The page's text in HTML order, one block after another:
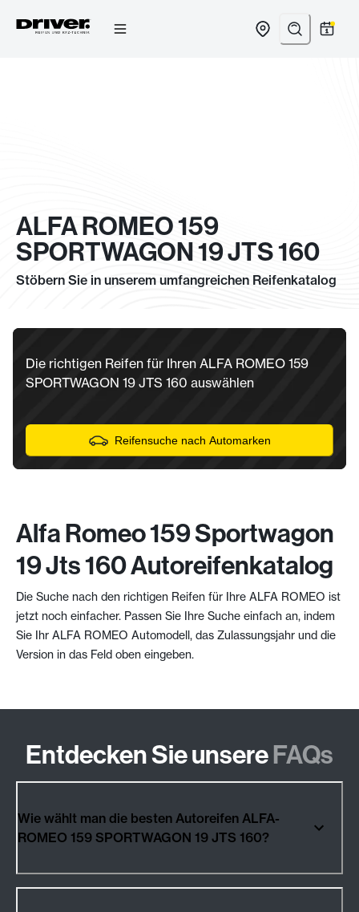
ALFA ROMEO 159
SPORTWAGON 19 JTS 160
Stöbern Sie in unserem umfangreichen Reifenkatalog
Die richtigen Reifen für Ihren ALFA ROMEO 159
SPORTWAGON 19 JTS 160 auswählen
Reifensuche nach Automarken
Alfa Romeo 159 Sportwagon
19 Jts 160 Autoreifenkatalog
Die Suche nach den richtigen Reifen für Ihre ALFA ROMEO ist
jetzt noch einfacher. Passen Sie Ihre Suche einfach an, indem
Sie Ihr ALFA ROMEO Automodell, das Zulassungsjahr und die
Version in das Feld oben eingeben.
Entdecken Sie unsereFAQs
Wie wählt man die besten Autoreifen ALFA-
ROMEO 159 SPORTWAGON 19 JTS 160?